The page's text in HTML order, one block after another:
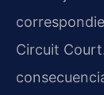
Circuit